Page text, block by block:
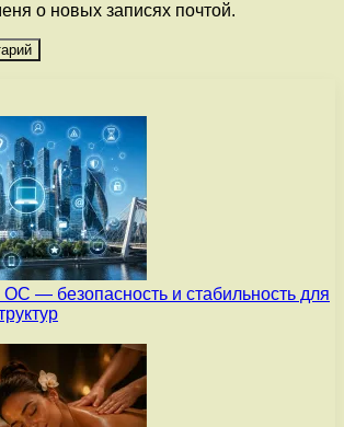
о новых записях почтой.
ОС — безопасность и стабильность для